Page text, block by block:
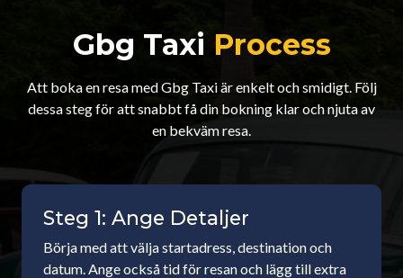
Gbg Taxi Process
Att boka en resa med Gbg Taxi är enkelt och smidigt. Följ
dessa steg för att snabbt få din bokning klar och njuta av
en bekväm resa.
Steg 1: Ange Detaljer
Börja med att välja startadress, destination och
datum. Ange också tid för resan och lägg till extra